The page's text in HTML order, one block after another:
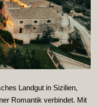
Landgut in Sizilien,
Romantik verbindet. Mit